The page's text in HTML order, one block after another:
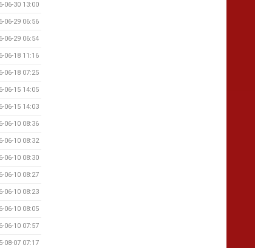
06-30 13:00
06-29 06:56
06-29 06:54
06-18 11:16
06-18 07:25
06-15 14:05
06-15 14:03
06-10 08:36
06-10 08:32
06-10 08:30
06-10 08:27
06-10 08:23
06-10 08:05
06-10 07:57
08-07 07:17